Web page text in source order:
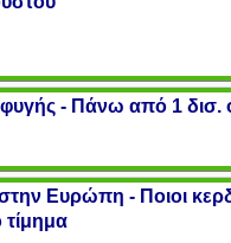
- Πάνω από 1 δισ.
Ευρώπη - Ποιοι
τίμημα